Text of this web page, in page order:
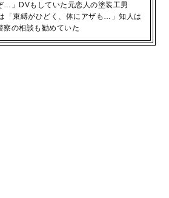
…」DVもしていた元恋人の塗装工男
「束縛がひどく、体にアザも…」知人は
察の相談も勧めていた